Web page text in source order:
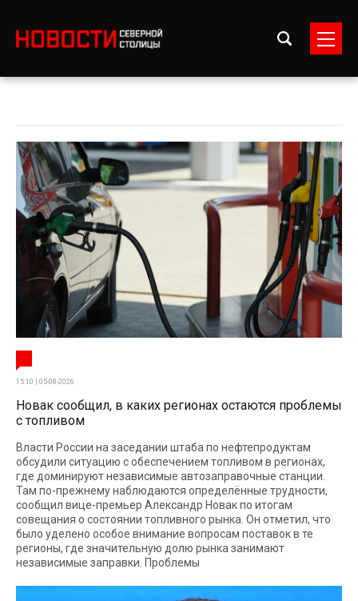
15:10 | 05-08-2026
Новак сообщил, в каких регионах остаются проблемы
с топливом
Власти России на заседании штаба по нефтепродуктам
обсудили ситуацию с обеспечением топливом в регионах,
где доминируют независимые автозаправочные станции.
Там по-прежнему наблюдаются определённые трудности,
сообщил вице-премьер Александр Новак по итогам
совещания о состоянии топливного рынка. Он отметил, что
было уделено особое внимание вопросам поставок в те
регионы, где значительную долю рынка занимают
независимые заправки. Проблемы